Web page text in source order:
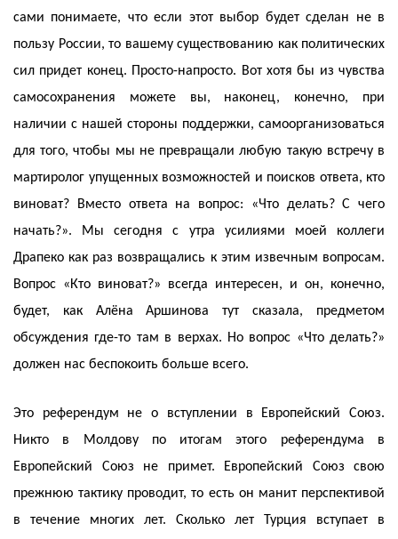
сами понимаете, что если этот выбор будет сделан не в
пользу России, то вашему существованию как политических
сил придет конец. Просто-напросто. Вот хотя бы из чувства
самосохранения можете вы, наконец, конечно, при
наличии с нашей стороны поддержки, самоорганизоваться
для того, чтобы мы не превращали любую такую встречу в
мартиролог упущенных возможностей и поисков ответа, кто
виноват? Вместо ответа на вопрос: «Что делать? С чего
начать?». Мы сегодня с утра усилиями моей коллеги
Драпеко как раз возвращались к этим извечным вопросам.
Вопрос «Кто виноват?» всегда интересен, и он, конечно,
будет, как Алёна Аршинова тут сказала, предметом
обсуждения где-то там в верхах. Но вопрос «Что делать?»
должен нас беспокоить больше всего.
Это референдум не о вступлении в Европейский Союз.
Никто в Молдову по итогам этого референдума в
Европейский Союз не примет. Европейский Союз свою
прежнюю тактику проводит, то есть он манит перспективой
в течение многих лет. Сколько лет Турция вступает в